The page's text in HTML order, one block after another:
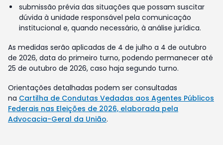
submissão prévia das situações que possam suscitar
dúvida à unidade responsável pela comunicação
institucional e, quando necessário, à análise jurídica.
As medidas serão aplicadas de 4 de julho a 4 de outubro
de 2026, data do primeiro turno, podendo permanecer até
25 de outubro de 2026, caso haja segundo turno.
Orientações detalhadas podem ser consultadas
na Cartilha de Condutas Vedadas aos Agentes Públicos
Federais nas Eleições de 2026, elaborada pela
Advocacia-Geral da União.